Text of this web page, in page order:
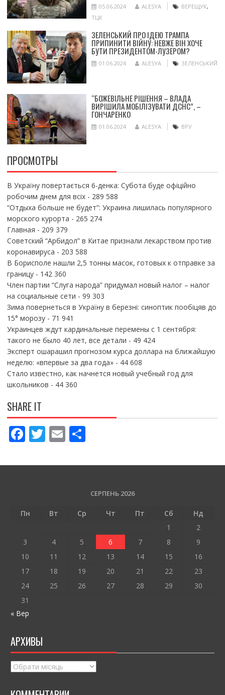
05.06.2024 ALESYA ВЕРЕЩУК,
ТЦК
ЗЕЛЕНСЬКИЙ ПРО ІДЕЮ ТРАМПА
ПРИПИНИТИ ВІЙНУ: НЕВЖЕ ВІН ХОЧЕ
БУТИ ПРЕЗИДЕНТОМ-ЛУЗЕРОМ?
01.06.2024 ALESYA ЗЕЛЕНСЬКИЙ
“БОЖЕВІЛЬНЕ РІШЕННЯ – ВЛАДА
ВИРІШИЛА МОБІЛІЗУВАТИ ДСНС”, –
ГОНЧАРЕНКО
01.06.2024 ALESYA ВРУ
ПРОСМОТРЫ
В Україну повертається 6-денка: Субота буде офіційно
робочим днем для всіх- 289 588
“Отдыха больше не будет”: Украина лишилась популярного
морского курорта - 265 274
Главная - 209 379
Советский “Арбидол” в Китае признали лекарством против
коронавируса - 203 588
В Борисполе нашли 2,5 тонны масок, готовых к отправке за
границу- 142 360
Член партии “Слуга народа” придумал новый налог – налог
на социальные сети - 99 303
Зима повернеться в Україну в березні: синоптик пообіцяв до
15° морозу- 71 941
Украинцев ждут кардинальные перемены с 1 сентября:
такого не было 40 лет, все детали - 49 424
Эксперт ошарашил прогнозом курса доллара на ближайшую
неделю: «впервые за два года»- 44 608
Стало известно, как начнется новый учебный год для
школьников - 44 360
SHARE IT
F
e
o
T
itt
E
ai
П
ді
и
т
ся
СЕРПЕНЬ 2026
Пн Вт Ср Чт Пт Сб
Нд
1
2
3
4 5 6 7 8
9
10
11 12 13 14 15
16
17
18 19 20 21 22
23
24
25 26 27 28 29
30
31
« Вер
АРХИВЫ
Архивы